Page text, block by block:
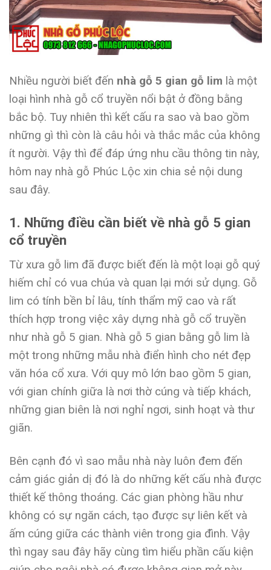
Nhiều người biết đến nhà gỗ 5 gian gỗ lim là một
loại hình nhà gỗ cổ truyền nổi bật ở đồng bằng
bắc bộ. Tuy nhiên thì kết cấu ra sao và bao gồm
những gì thì còn là câu hỏi và thắc mắc của không
ít người. Vậy thì để đáp ứng nhu cầu thông tin này,
hôm nay nhà gỗ Phúc Lộc xin chia sẻ nội dung
sau đây.
1. Những điều cần biết về nhà gỗ 5 gian
cổ truyền
Từ xưa gỗ lim đã được biết đến là một loại gỗ quý
hiếm chỉ có vua chúa và quan lại mới sử dụng. Gỗ
lim có tính bền bỉ lâu, tính thẩm mỹ cao và rất
thích hợp trong việc xây dựng nhà gỗ cổ truyền
như nhà gỗ 5 gian. Nhà gỗ 5 gian bằng gỗ lim là
một trong những mẫu nhà điển hình cho nét đẹp
văn hóa cổ xưa. Với quy mô lớn bao gồm 5 gian,
với gian chính giữa là nơi thờ cúng và tiếp khách,
những gian biên là nơi nghỉ ngơi, sinh hoạt và thư
giãn.
Bên cạnh đó vì sao mẫu nhà này luôn đem đến
cảm giác giản dị đó là do những kết cấu nhà được
thiết kế thông thoáng. Các gian phòng hầu như
không có sự ngăn cách, tạo được sự liên kết và
ấm cúng giữa các thành viên trong gia đình. Vậy
thì ngay sau đây hãy cùng tìm hiểu phần cấu kiện